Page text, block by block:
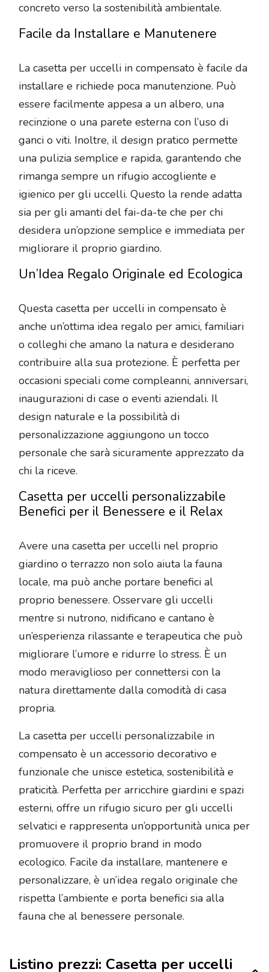
concreto verso la sostenibilità ambientale.
Facile da Installare e Manutenere
La casetta per uccelli in compensato è facile da
installare e richiede poca manutenzione. Può
essere facilmente appesa a un albero, una
recinzione o una parete esterna con l’uso di
ganci o viti. Inoltre, il design pratico permette
una pulizia semplice e rapida, garantendo che
rimanga sempre un rifugio accogliente e
igienico per gli uccelli. Questo la rende adatta
sia per gli amanti del fai-da-te che per chi
desidera un’opzione semplice e immediata per
migliorare il proprio giardino.
Un’Idea Regalo Originale ed Ecologica
Questa casetta per uccelli in compensato è
anche un’ottima idea regalo per amici, familiari
o colleghi che amano la natura e desiderano
contribuire alla sua protezione. È perfetta per
occasioni speciali come compleanni, anniversari,
inaugurazioni di case o eventi aziendali. Il
design naturale e la possibilità di
personalizzazione aggiungono un tocco
personale che sarà sicuramente apprezzato da
chi la riceve.
Casetta per uccelli personalizzabile
Benefici per il Benessere e il Relax
Avere una casetta per uccelli nel proprio
giardino o terrazzo non solo aiuta la fauna
locale, ma può anche portare benefici al
proprio benessere. Osservare gli uccelli
mentre si nutrono, nidificano e cantano è
un’esperienza rilassante e terapeutica che può
migliorare l’umore e ridurre lo stress. È un
modo meraviglioso per connettersi con la
natura direttamente dalla comodità di casa
propria.
La casetta per uccelli personalizzabile in
compensato è un accessorio decorativo e
funzionale che unisce estetica, sostenibilità e
praticità. Perfetta per arricchire giardini e spazi
esterni, offre un rifugio sicuro per gli uccelli
selvatici e rappresenta un’opportunità unica per
promuovere il proprio brand in modo
ecologico. Facile da installare, mantenere e
personalizzare, è un’idea regalo originale che
rispetta l’ambiente e porta benefici sia alla
fauna che al benessere personale.
Listino prezzi: Casetta per uccelli